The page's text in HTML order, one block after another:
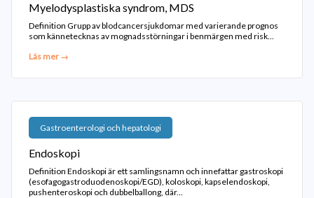
Myelodysplastiska syndrom, MDS
Definition Grupp av blodcancersjukdomar med varierande prognos
som kännetecknas av mognadsstörningar i benmärgen med risk...
Läs mer →
Gastroenterologi och hepatologi
Endoskopi
Definition Endoskopi är ett samlingsnamn och innefattar gastroskopi
(esofagogastroduodenoskopi/EGD), koloskopi, kapselendoskopi,
pushenteroskopi och dubbelballong, där...